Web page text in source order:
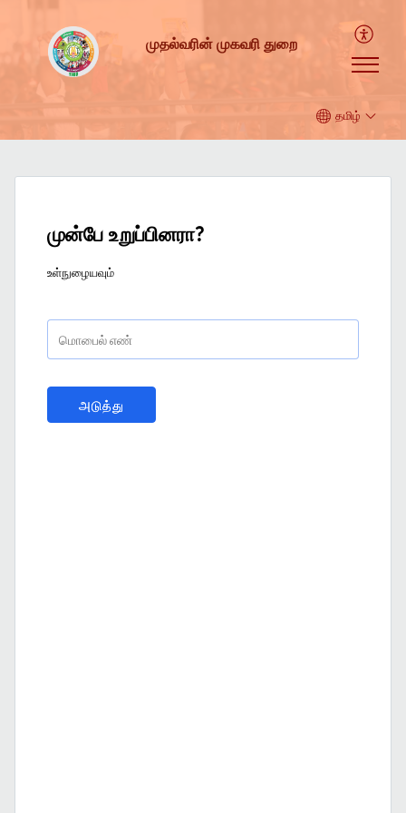
முதல்வரின் முகவரி துறை
தமிழ்
முன்பே உறுப்பினரா?
உள்நுழையவும்